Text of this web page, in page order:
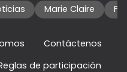
Marie Claire
Contáctenos
de participación